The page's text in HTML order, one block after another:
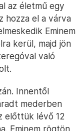
az életmű egy
hozza el a várva
Eminem
kerül, majd jön
való
Innentől
mederben
előttük lévő 12
Eminem rögtön